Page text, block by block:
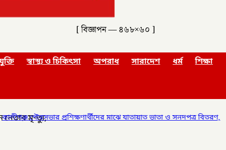
[ বিজ্ঞাপন — ৪৬৮×৬০ ]
স্বাস্থ্য ও চিকিৎসা অপরাধ সারাদেশ ধর্ম শিক্ষা
মাঝে যাতায়াত ভাতা ও সনদপত্র বিতরণ,✦লালমনিরহাটে
নেতার মৃ-ত্যু,